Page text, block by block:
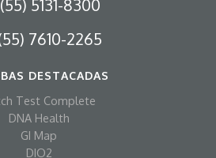
(55) 5131-8300
7610-2265
DESTACADAS
Test Complete
DNA Health
GI Map
DIO2